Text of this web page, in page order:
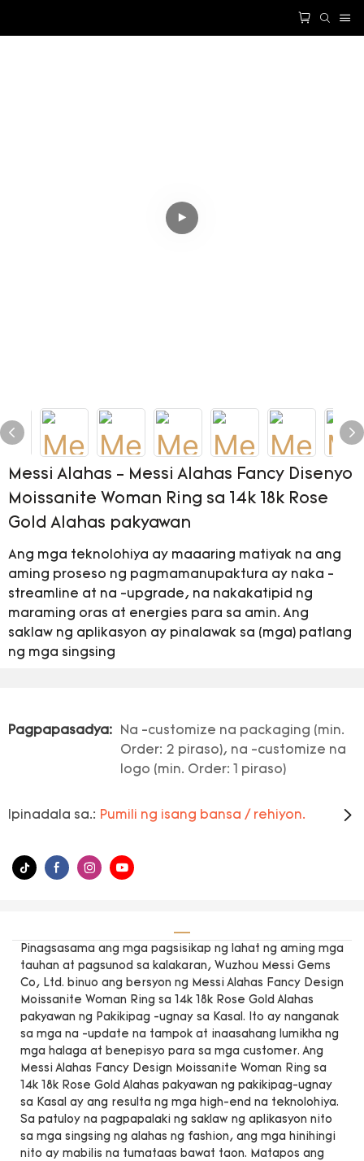
Messi Alahas - Messi Alahas Fancy Disenyo
Moissanite Woman Ring sa 14k 18k Rose
Gold Alahas pakyawan
Ang mga teknolohiya ay maaaring matiyak na ang
aming proseso ng pagmamanupaktura ay naka -
streamline at na -upgrade, na nakakatipid ng
maraming oras at energies para sa amin. Ang
saklaw ng aplikasyon ay pinalawak sa (mga) patlang
ng mga singsing
Pagpapasadya:
Na -customize na packaging (min.
Order: 2 piraso), na -customize na
logo (min. Order: 1 piraso)
Ipinadala sa.: Pumili ng isang bansa / rehiyon.
Pinagsasama ang mga pagsisikap ng lahat ng aming mga
tauhan at pagsunod sa kalakaran, Wuzhou Messi Gems
Co, Ltd. binuo ang bersyon ng Messi Alahas Fancy Design
Moissanite Woman Ring sa 14k 18k Rose Gold Alahas
pakyawan ng Pakikipag -ugnay sa Kasal. Ito ay nanganak
sa mga na -update na tampok at inaasahang lumikha ng
mga halaga at benepisyo para sa mga customer. Ang
Messi Alahas Fancy Design Moissanite Woman Ring sa
14k 18k Rose Gold Alahas pakyawan ng pakikipag-ugnay
sa Kasal ay ang resulta ng mga high-end na teknolohiya.
Sa patuloy na pagpapalaki ng saklaw ng aplikasyon nito
sa mga singsing ng alahas ng fashion, ang mga hinihingi
nito ay mabilis na tumataas bawat taon. Matapos ang